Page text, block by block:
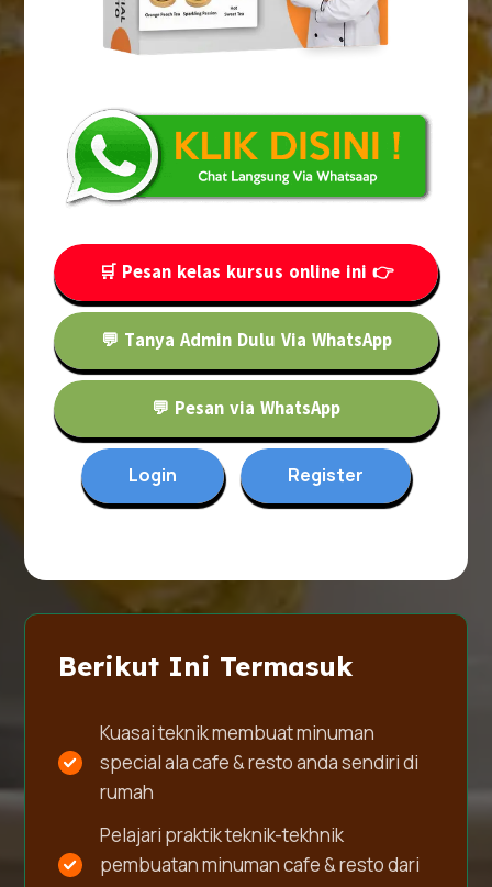
🛒 Pesan kelas kursus online ini 👉
💬 Tanya Admin Dulu Via WhatsApp
💬 Pesan via WhatsApp
Login Register
Berikut Ini Termasuk
Kuasai teknik membuat minuman
special ala cafe & resto anda sendiri di
rumah
Pelajari praktik teknik-tekhnik
pembuatan minuman cafe & resto dari